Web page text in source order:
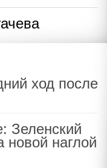
ход после
Зеленский
новой наглой